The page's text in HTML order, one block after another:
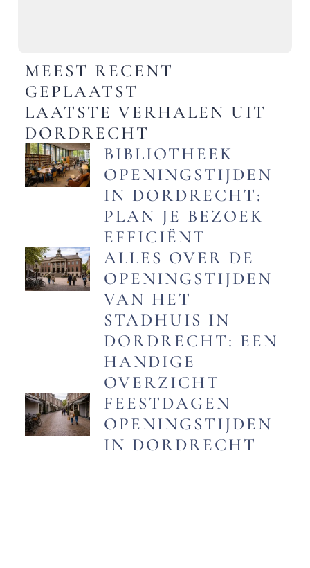
MEEST RECENT
GEPLAATST
LAATSTE VERHALEN UIT
DORDRECHT
BIBLIOTHEEK
OPENINGSTIJDEN
IN DORDRECHT:
PLAN JE BEZOEK
EFFICIËNT
ALLES OVER DE
OPENINGSTIJDEN
VAN HET
STADHUIS IN
DORDRECHT: EEN
HANDIGE
OVERZICHT
FEESTDAGEN
OPENINGSTIJDEN
IN DORDRECHT